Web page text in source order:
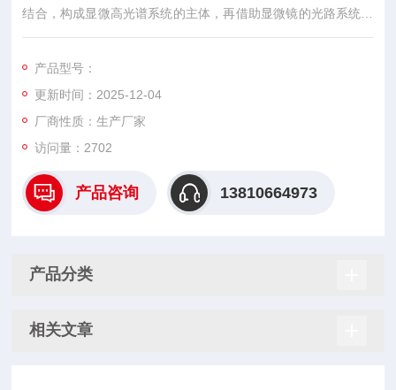
结合，构成显微高光谱系统的主体，再借助显微镜的光路系统、
不同倍率的物镜（可见）、不同倍率的反射物镜（红外）以及二
产品型号：
更新时间：2025-12-04
厂商性质：生产厂家
访问量：2702
产品咨询 13810664973
产品分类
相关文章